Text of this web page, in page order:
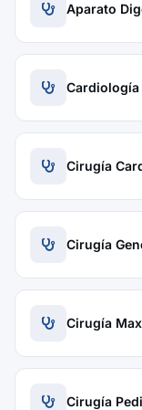
Aparato
Cardiología
Cirugía
Cirugía
Cirugía
Cirugía